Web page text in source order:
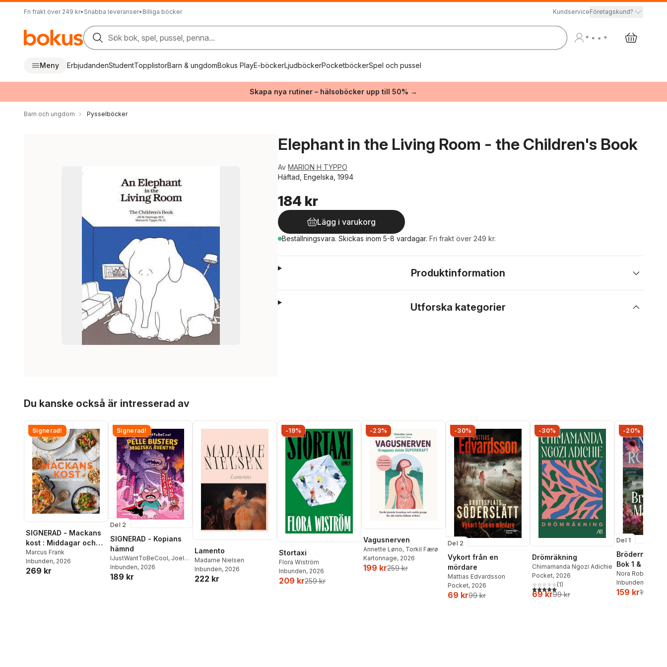
Fri frakt över 249 kr• Snabba leveranser• Billiga böcker KundserviceFöretagskund?
Sök bok, spel, pussel, penna...
Meny ErbjudandenStudentTopplistorBarn & ungdomBokus PlayE-böckerLjudböckerPocketböckerSpel och pussel
Skapa nya rutiner – hälsoböcker upp till 50% →
Barn och ungdom Pysselböcker
Elephant in the Living Room - the Children's Book
Av MARION H TYPPO
Häftad, Engelska, 1994
184 kr
Lägg i varukorg
Beställningsvara. Skickas inom 5-8 vardagar. Fri frakt över 249 kr.
Produktinformation
Utforska kategorier
Du kanske också är intresserad av
Signerad!
SIGNERAD - Mackans
kost : Middagar och
matlådor
Marcus Frank
Inbunden, 2026
269 kr
Signerad!
Del 2
SIGNERAD - Kopians
hämnd
IJustWantToBeCool, Joel
Adolphson,Emil Ejdemo
Beer ,Victor Beer
Inbunden, 2026
189 kr
Lamento
Madame Nielsen
Inbunden, 2026
222 kr
-19%
Stortaxi
Flora Wiström
Inbunden, 2026
209 kr259 kr
-23%
Vagusnerven
Annette Løno, Torkil Færø
Kartonnage, 2026
199 kr259 kr
-30%
Del 2
Vykort från en
mördare
Mattias Edvardsson
Pocket, 2026
69 kr99 kr
-30%
Drömräkning
Chimamanda Ngozi Adichie
Pocket, 2026
5,0utav 5 stjärnor. Totalt antal röster:
(1)
69 kr99 kr
-20%
Del 1
Bröderna
Bok 1 & 2
Nora Roberts
Inbunden
159 kr199 kr